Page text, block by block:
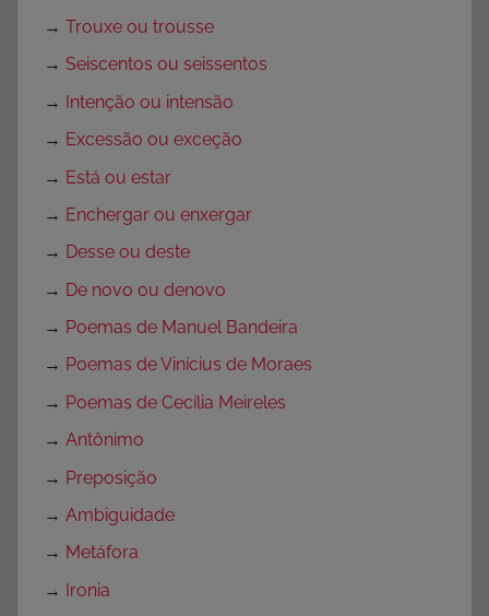
→ Trouxe ou trousse
→ Seiscentos ou seissentos
→ Intenção ou intensão
→ Excessão ou exceção
→ Está ou estar
→ Enchergar ou enxergar
→ Desse ou deste
→ De novo ou denovo
→ Poemas de Manuel Bandeira
→ Poemas de Vinícius de Moraes
→ Poemas de Cecília Meireles
→ Antônimo
→ Preposição
→ Ambiguidade
→ Metáfora
→ Ironia